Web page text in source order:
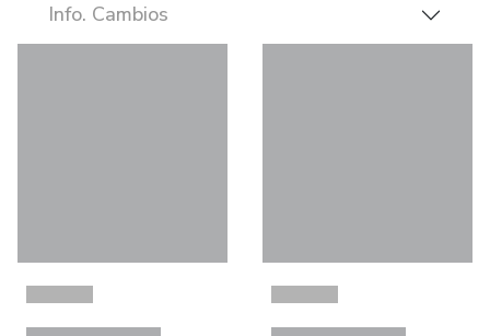
Info. Cambios